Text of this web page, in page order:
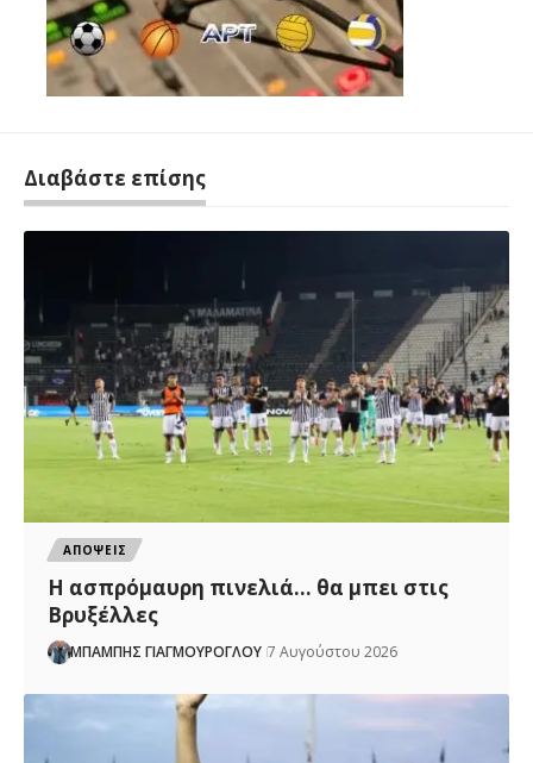
Διαβάστε επίσης
ΑΠΟΨΕΙΣ
Η ασπρόμαυρη πινελιά… θα μπει στις
Βρυξέλλες
ΜΠΑΜΠΗΣ ΓΙΑΓΜΟΥΡΟΓΛΟΥ 7 Αυγούστου 2026